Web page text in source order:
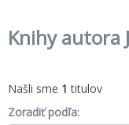
Knihy autora
Našli sme 1 titulov
Zoradiť podľa: